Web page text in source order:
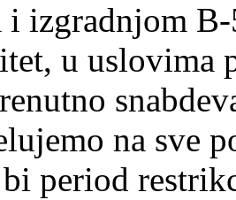
i izgradnjom
u uslovima
na sve
period